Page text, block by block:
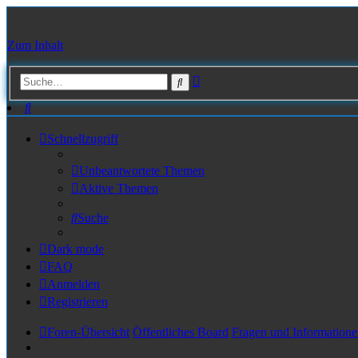
Zum Inhalt
Suche
Suche
Schnellzugriff
Unbeantwortete Themen
Aktive Themen
Suche
Dark mode
FAQ
Anmelden
Registrieren
Foren-Übersicht Öffentliches Board Fragen und